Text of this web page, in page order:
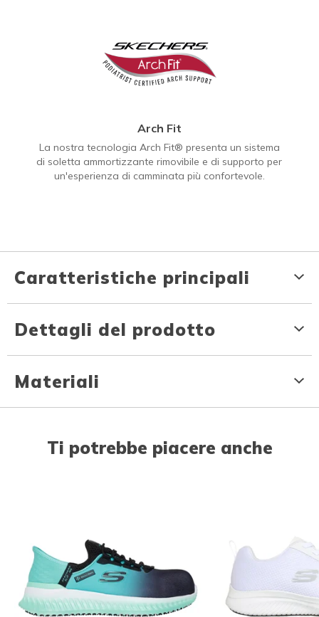
Arch Fit
La nostra tecnologia Arch Fit® presenta un sistema
di soletta ammortizzante rimovibile e di supporto per
un'esperienza di camminata più confortevole.
Caratteristiche principali
Dettagli del prodotto
Materiali
Ti potrebbe piacere anche